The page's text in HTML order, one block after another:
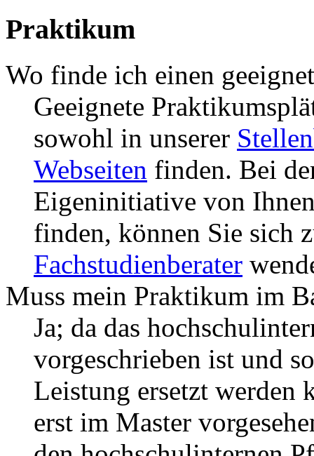
Praktikum
Wo finde ich einen
Geeignete
sowohl in unserer
Webseiten finden. Bei
Eigeninitiative von
finden, können Sie sich
Fachstudienberater
Muss mein Praktikum im
Ja; da das
vorgeschrieben ist und
Leistung ersetzt werden
erst im Master